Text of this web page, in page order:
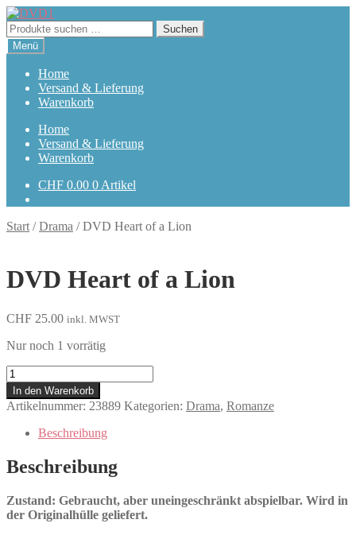
Zur
Navigation
springen
Zum
Inhalt
springen
Suchen
nach:
Suchen
Menü
Home
Versand & Lieferung
Warenkorb
Home
Versand & Lieferung
Warenkorb
CHF 0.00 0 Artikel
Start /Drama /DVD Heart of a Lion
DVD Heart of a Lion
CHF 25.00 inkl. MWST
Nur noch 1 vorrätig
Heart
of
a
Lion
Menge
In den Warenkorb
Artikelnummer: 23889 Kategorien: Drama, Romanze
Beschreibung
Beschreibung
Zustand: Gebraucht, aber uneingeschränkt abspielbar. Wird in
der Originalhülle geliefert.